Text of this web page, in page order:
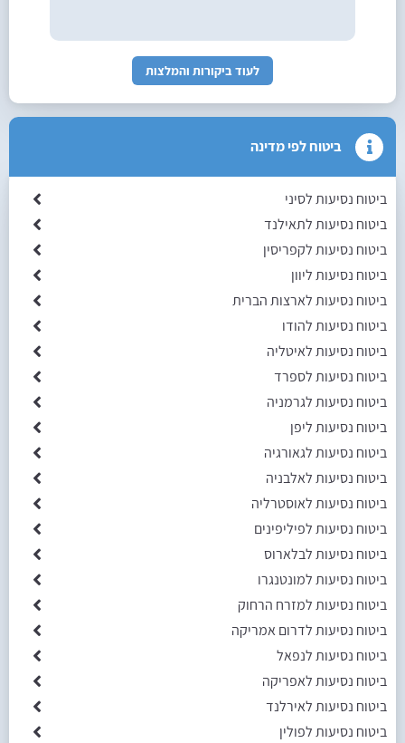
לעוד ביקורות והמלצות
ביטוח לפי מדינה
ביטוח נסיעות לסיני
ביטוח נסיעות לתאילנד
ביטוח נסיעות לקפריסין
ביטוח נסיעות ליוון
ביטוח נסיעות לארצות הברית
ביטוח נסיעות להודו
ביטוח נסיעות לאיטליה
ביטוח נסיעות לספרד
ביטוח נסיעות לגרמניה
ביטוח נסיעות ליפן
ביטוח נסיעות לגאורגיה
ביטוח נסיעות לאלבניה
ביטוח נסיעות לאוסטרליה
ביטוח נסיעות לפיליפינים
ביטוח נסיעות לבלארוס
ביטוח נסיעות למונטנגרו
ביטוח נסיעות למזרח הרחוק
ביטוח נסיעות לדרום אמריקה
ביטוח נסיעות לנפאל
ביטוח נסיעות לאפריקה
ביטוח נסיעות לאירלנד
ביטוח נסיעות לפולין